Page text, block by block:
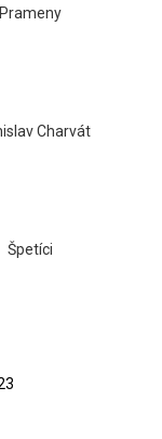
Prameny
Charvát
Špetíci